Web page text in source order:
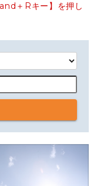
＋Rキー】を押し